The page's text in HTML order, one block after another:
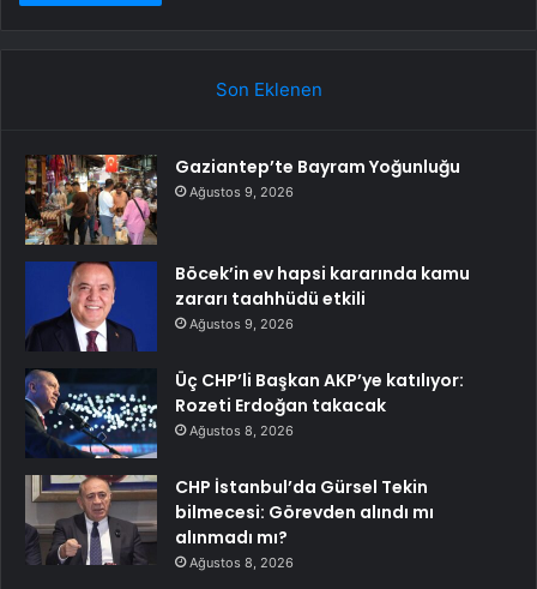
Son Eklenen
Gaziantep’te Bayram Yoğunluğu
Ağustos 9, 2026
Böcek’in ev hapsi kararında kamu
zararı taahhüdü etkili
Ağustos 9, 2026
Üç CHP’li Başkan AKP’ye katılıyor:
Rozeti Erdoğan takacak
Ağustos 8, 2026
CHP İstanbul’da Gürsel Tekin
bilmecesi: Görevden alındı mı
alınmadı mı?
Ağustos 8, 2026